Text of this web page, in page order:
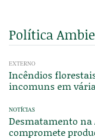
Política
EXTERNO
Incêndios
incomuns em
NOTÍCIAS
Desmatamento na
compromete